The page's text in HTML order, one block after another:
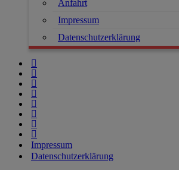
Anfahrt
Impressum
Datenschutzerklärung
Impressum
Datenschutzerklärung